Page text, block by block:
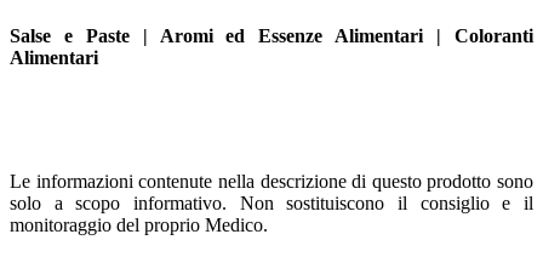
Salse e Paste | Aromi ed Essenze Alimentari | Coloranti
Alimentari
Le informazioni contenute nella descrizione di questo prodotto sono
solo a scopo informativo. Non sostituiscono il consiglio e il
monitoraggio del proprio Medico.